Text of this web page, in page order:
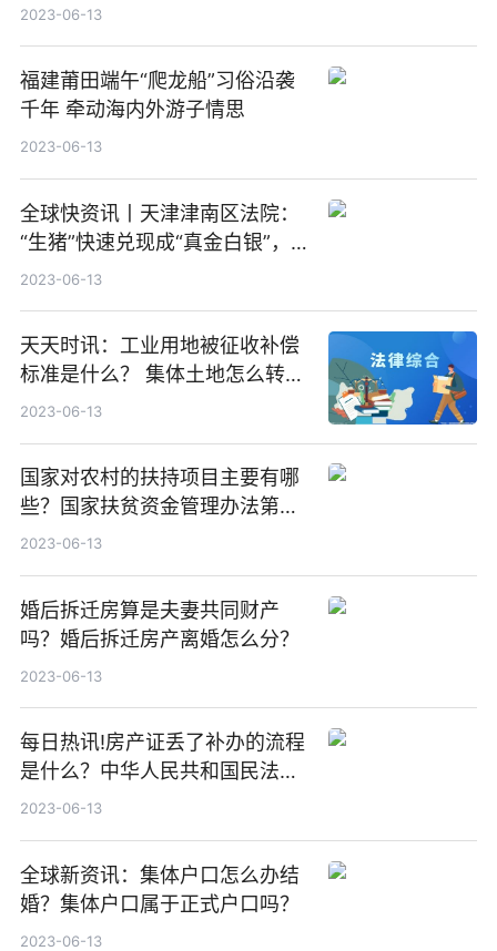
2023-06-13
福建莆田端午“爬龙船”习俗沿袭
千年 牵动海内外游子情思
2023-06-13
全球快资讯丨天津津南区法院：
“生猪”快速兑现成“真金白银”，
案件顺利执结
2023-06-13
天天时讯：工业用地被征收补偿
标准是什么？ 集体土地怎么转
让？
2023-06-13
国家对农村的扶持项目主要有哪
些？国家扶贫资金管理办法第五
条是什么？ 要闻速递
2023-06-13
婚后拆迁房算是夫妻共同财产
吗？婚后拆迁房产离婚怎么分？
2023-06-13
每日热讯!房产证丢了补办的流程
是什么？中华人民共和国民法典
第二百一十七条内容
2023-06-13
全球新资讯：集体户口怎么办结
婚？集体户口属于正式户口吗？
2023-06-13